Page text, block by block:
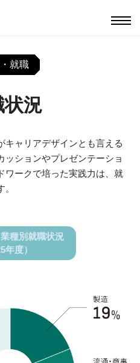
就職
状況
キャリアデザインとも言える
ッションやプレゼンテーショ
ワークで培った実践力は、就
種別就職状況
年度）